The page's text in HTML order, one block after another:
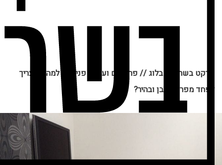
פרקט בשרון בלוג// פרקטים ועיצוב פנים //למה לא צריך
לפחד מפרקט לבן ובהיר?